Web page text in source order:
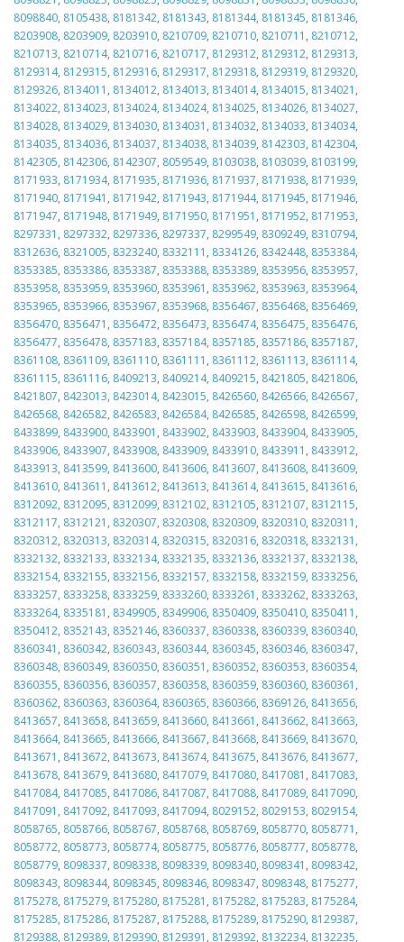
8098840, 8105438, 8181342, 8181343, 8181344, 8181345, 8181346,
8203908, 8203909, 8203910, 8210709, 8210710, 8210711 , 8210712,
8210713, 8210714, 8210716, 8210717, 8129312, 8129312, 8129313,
8129314, 8129315, 8129316, 8129317, 8129318, 8129319, 8129320,
8129326, 8134011 , 8134012, 8134013, 8134014, 8134015, 8134021 ,
8134022, 8134023, 8134024, 8134024, 8134025, 8134026, 8134027,
8134028, 8134029, 8134030, 8134031 , 8134032, 8134033, 8134034,
8134035, 8134036, 8134037, 8134038, 8134039, 8142303, 8142304,
8142305, 8142306, 8142307, 8059549, 8103038, 8103039, 8103199,
8171933, 8171934, 8171935, 8171936, 8171937, 8171938, 8171939,
8171940, 8171941 , 8171942, 8171943, 8171944, 8171945, 8171946,
8171947, 8171948, 8171949, 8171950, 8171951 , 8171952, 8171953,
8297331 , 8297332, 8297336, 8297337, 8299549, 8309249, 8310794,
8312636, 8321005, 8323240, 8332111 , 8334126, 8342448, 8353384,
8353385, 8353386, 8353387, 8353388, 8353389, 8353956, 8353957,
8353958, 8353959, 8353960, 8353961 , 8353962, 8353963, 8353964,
8353965, 8353966, 8353967, 8353968, 8356467, 8356468, 8356469,
8356470, 8356471 , 8356472, 8356473, 8356474, 8356475, 8356476,
8356477, 8356478, 8357183, 8357184, 8357185, 8357186, 8357187,
8361108, 8361109, 8361110, 8361111 , 8361112, 8361113, 8361114,
8361115, 8361116, 8409213, 8409214, 8409215, 8421805, 8421806,
8421807, 8423013, 8423014, 8423015, 8426560, 8426566, 8426567,
8426568, 8426582, 8426583, 8426584, 8426585, 8426598, 8426599,
8433899, 8433900, 8433901 , 8433902, 8433903, 8433904, 8433905,
8433906, 8433907, 8433908, 8433909, 8433910, 8433911 , 8433912,
8433913, 8413599, 8413600, 8413606, 8413607, 8413608, 8413609,
8413610, 8413611 , 8413612, 8413613, 8413614, 8413615, 8413616,
8312092, 8312095, 8312099, 8312102, 8312105, 8312107, 8312115,
8312117, 8312121 , 8320307, 8320308, 8320309, 8320310, 8320311 ,
8320312, 8320313, 8320314, 8320315, 8320316, 8320318, 8332131 ,
8332132, 8332133, 8332134, 8332135, 8332136, 8332137, 8332138,
8332154, 8332155, 8332156, 8332157, 8332158, 8332159, 8333256,
8333257, 8333258, 8333259, 8333260, 8333261 , 8333262, 8333263,
8333264, 8335181 , 8349905, 8349906, 8350409, 8350410, 8350411 ,
8350412, 8352143, 8352146, 8360337, 8360338, 8360339, 8360340,
8360341 , 8360342, 8360343, 8360344, 8360345, 8360346, 8360347,
8360348, 8360349, 8360350, 8360351 , 8360352, 8360353, 8360354,
8360355, 8360356, 8360357, 8360358, 8360359, 8360360, 8360361 ,
8360362, 8360363, 8360364, 8360365, 8360366, 8369126, 8413656,
8413657, 8413658, 8413659, 8413660, 8413661 , 8413662, 8413663,
8413664, 8413665, 8413666, 8413667, 8413668, 8413669, 8413670,
8413671 , 8413672, 8413673, 8413674, 8413675, 8413676, 8413677,
8413678, 8413679, 8413680, 8417079, 8417080, 8417081 , 8417083,
8417084, 8417085, 8417086, 8417087, 8417088, 8417089, 8417090,
8417091 , 8417092, 8417093, 8417094, 8029152, 8029153, 8029154,
8058765, 8058766, 8058767, 8058768, 8058769, 8058770, 8058771 ,
8058772, 8058773, 8058774, 8058775, 8058776, 8058777, 8058778,
8058779, 8098337, 8098338, 8098339, 8098340, 8098341 , 8098342,
8098343, 8098344, 8098345, 8098346, 8098347, 8098348, 8175277,
8175278, 8175279, 8175280, 8175281 , 8175282, 8175283, 8175284,
8175285, 8175286, 8175287, 8175288, 8175289, 8175290, 8129387,
8129388, 8129389, 8129390, 8129391 , 8129392, 8132234, 8132235,